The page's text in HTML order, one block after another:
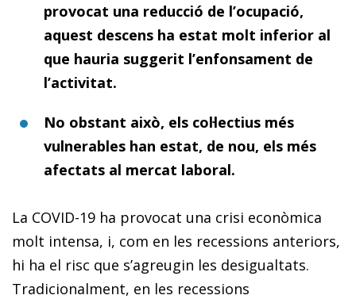
provocat una reducció de l’ocupació,
aquest descens ha estat molt inferior al
que hauria suggerit l’enfonsament de
l’activitat.
No obstant això, els col·lectius més
vulnerables han estat, de nou, els més
afectats al mercat laboral.
La COVID-19 ha provocat una crisi econòmica
molt intensa, i, com en les recessions anteriors,
hi ha el risc que s’agreugin les desigualtats.
Tradicionalment, en les recessions